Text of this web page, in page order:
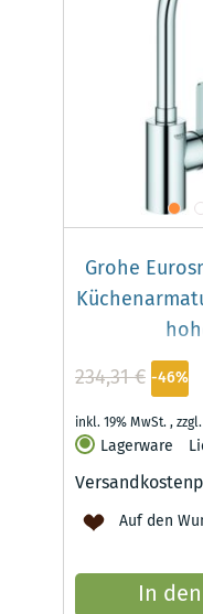
Grohe
234,31 € -46%
inkl. 19% MwSt.,zzgl.
Lagerware
Auf den
In